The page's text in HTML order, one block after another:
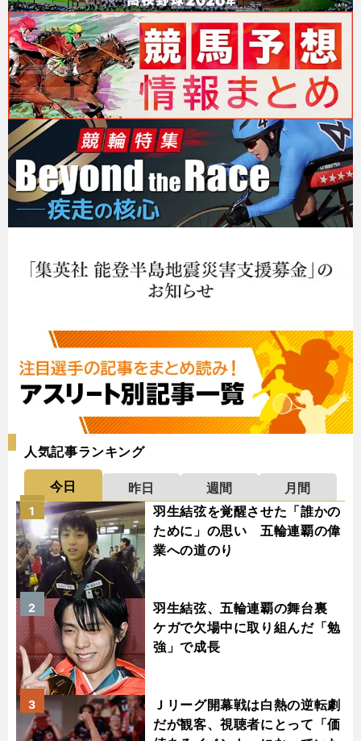
人気記事ランキング
今日 昨日 週間
月間
羽生結弦を覚醒させた「誰かの
ために」の思い 五輪連覇の偉
業への道のり
1
羽生結弦、五輪連覇の舞台裏
ケガで欠場中に取り組んだ「勉
強」で成長
2
Ｊリーグ開幕戦は白熱の逆転劇
だが観客、視聴者にとって「価
3